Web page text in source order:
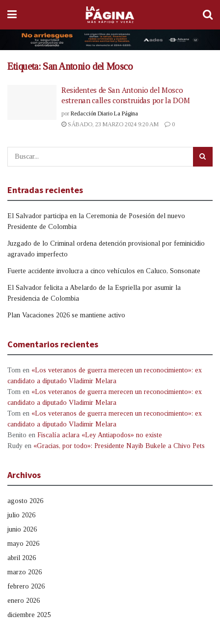
Etiqueta: San Antonio del Mosco
Residentes de San Antonio del Mosco
estrenan calles construidas por la DOM
por Redacción Diario La Página
SÁBADO, 23 MARZO 2024 9:20 AM
0
Entradas recientes
El Salvador participa en la Ceremonia de Posesión del nuevo
Presidente de Colombia
Juzgado de lo Criminal ordena detención provisional por feminicidio
agravado imperfecto
Fuerte accidente involucra a cinco vehículos en Caluco, Sonsonate
El Salvador felicita a Abelardo de la Espriella por asumir la
Presidencia de Colombia
Plan Vacaciones 2026 se mantiene activo
Comentarios recientes
Tom en «Los veteranos de guerra merecen un reconocimiento»: ex
candidato a diputado Vladimir Melara
Tom en «Los veteranos de guerra merecen un reconocimiento»: ex
candidato a diputado Vladimir Melara
Tom en «Los veteranos de guerra merecen un reconocimiento»: ex
candidato a diputado Vladimir Melara
Benito en Fiscalía aclara «Ley Antiapodos» no existe
Rudy en «Gracias, por todo»: Presidente Nayib Bukele a Chivo Pets
Archivos
agosto 2026
julio 2026
junio 2026
mayo 2026
abril 2026
marzo 2026
febrero 2026
enero 2026
diciembre 2025